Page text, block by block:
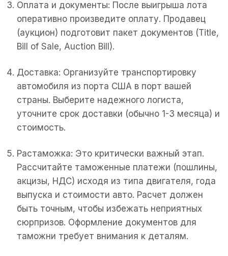
Оплата и документы: После выигрыша лота
оперативно произведите оплату. Продавец
(аукцион) подготовит пакет документов (Title,
Bill of Sale, Auction Bill).
Доставка: Организуйте транспортировку
автомобиля из порта США в порт вашей
страны. Выберите надежного логиста,
уточните срок доставки (обычно 1-3 месяца) и
стоимость.
Растаможка: Это критически важный этап.
Рассчитайте таможенные платежи (пошлины,
акцизы, НДС) исходя из типа двигателя, года
выпуска и стоимости авто. Расчет должен
быть точным, чтобы избежать неприятных
сюрпризов. Оформление документов для
таможни требует внимания к деталям.